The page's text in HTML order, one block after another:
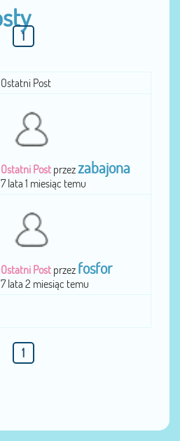
1
Ostatni Post
Ostatni Post przezzabajona
7 lata 1 miesiąc temu
Ostatni Post przez fosfor
7 lata 2 miesiąc temu
1